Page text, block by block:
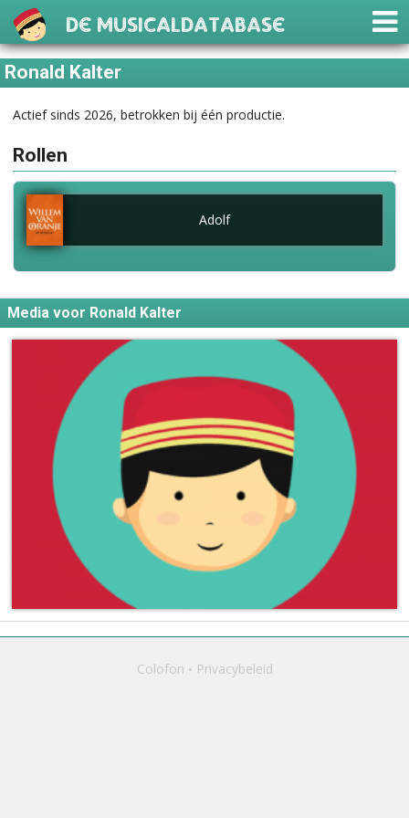
De Musicaldatabase
Ronald Kalter
Actief sinds 2026, betrokken bij één productie.
Rollen
Adolf
Media voor Ronald Kalter
Colofon Privacybeleid